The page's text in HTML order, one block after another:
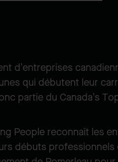
d’entreprises
qui débutent leur
partie du Canada’s
People reconnaît les
débuts